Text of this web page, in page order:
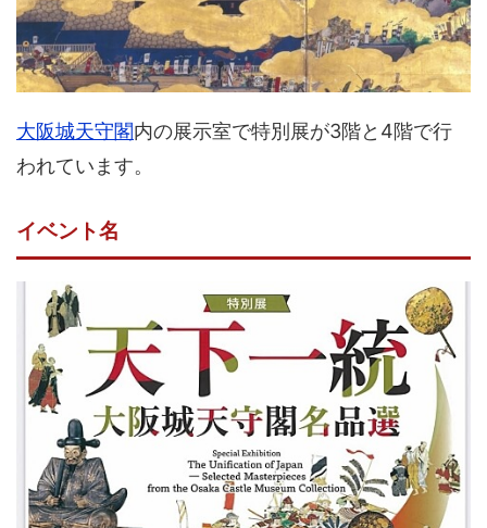
大阪城天守閣内の展示室で特別展が3階と4階で行
われています。
イベント名